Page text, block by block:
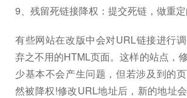
9、残留死链接降权：提交死链，做重
有些网站在改版中会对URL链接进行
弃之不用的HTML页面。这样的站点，
少基本不会产生问题，但若涉及到的
然被降权!修改URL地址后，新的地址